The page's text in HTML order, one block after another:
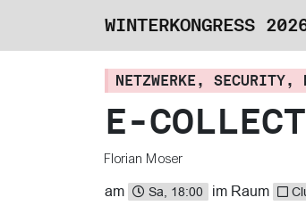
WINTERKONGRESS
NETZWERKE, SECURITY,
E-
Florian Moser
am
Sa, 18:00 im Raum